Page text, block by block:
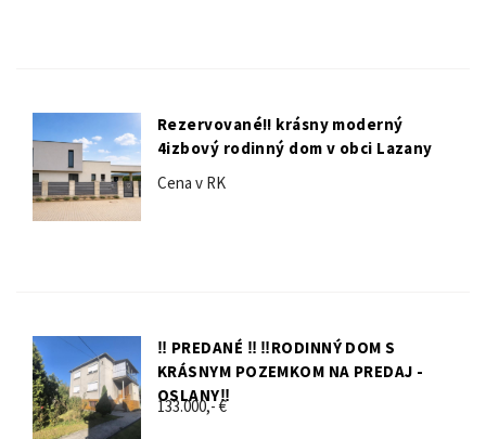
Rezervované!! krásny moderný
4izbový rodinný dom v obci Lazany
Cena v RK
‼️ PREDANÉ ‼️ ‼️RODINNÝ DOM S
KRÁSNYM POZEMKOM NA PREDAJ -
OSLANY‼️
133.000,- €